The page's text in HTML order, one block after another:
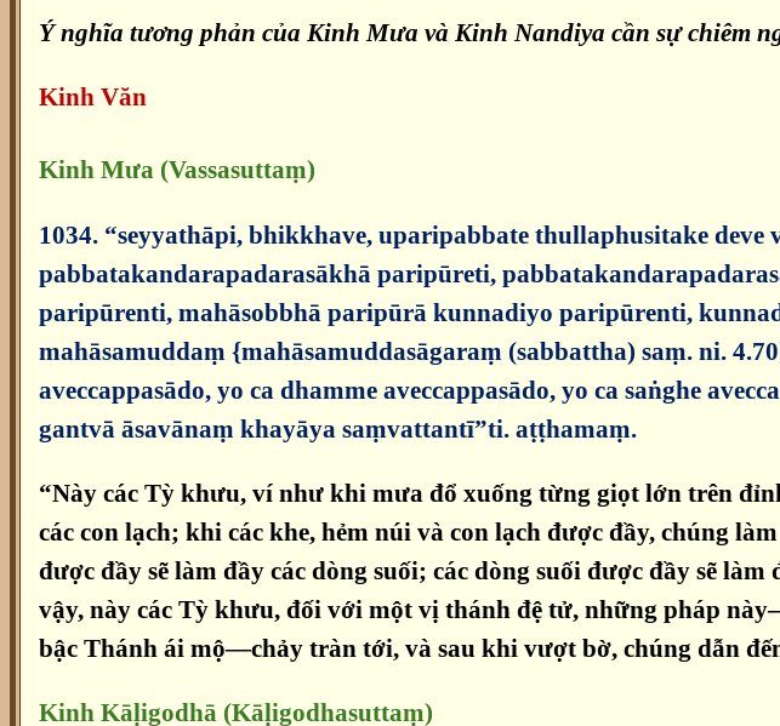
Ý nghĩa tương phản của Kinh Mưa và Kinh Nandiya cần sự chiêm
Kinh Văn
Kinh Mưa (Vassasuttaṃ)
1034. “seyyathāpi, bhikkhave, uparipabbate thullaphusitake
pabbatakandarapadarasākhā paripūreti,
paripūrenti, mahāsobbhā paripūrā kunnadiyo paripūrenti,
mahāsamuddaṃ {mahāsamuddasāgaraṃ (sabbattha) saṃ. ni.
aveccappasādo, yo ca dhamme aveccappasādo, yo ca saṅghe
gantvā āsavānaṃ khayāya saṃvattantī”ti. aṭṭhamaṃ.
“Này các Tỳ khưu, ví như khi mưa đổ xuống từng giọt lớn trên
các con lạch; khi các khe, hẻm núi và con lạch được đầy, chúng
được đầy sẽ làm đầy các dòng suối; các dòng suối được đầy sẽ
vậy, này các Tỳ khưu, đối với một vị thánh đệ tử, những pháp
bậc Thánh ái mộ—chảy tràn tới, và sau khi vượt bờ, chúng dẫn
Kinh Kāḷigodhā (Kāḷigodhasuttaṃ)